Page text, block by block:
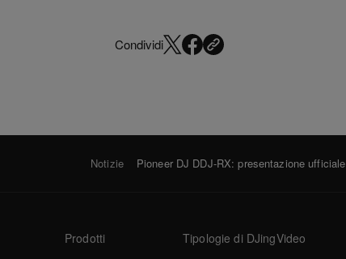
Condividi
Notizie Pioneer DJ DDJ-RX: presentazione
Prodotti Tipologie di DJingVideo